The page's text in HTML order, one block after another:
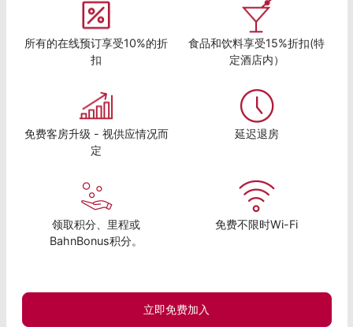
所有的在线预订享受10%的折
扣
食品和饮料享受15%折扣(特
定酒店内）
免费客房升级 - 视供应情况而
定
延迟退房
领取积分、里程或
BahnBonus积分。
免费不限时Wi-Fi
立即免费加入